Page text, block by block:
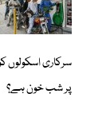
سرکاری اسکولوں
پر شب خون ہے؟